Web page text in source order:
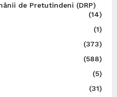
de Pretutindeni (DRP)
(14)
(1)
(373)
(588)
(5)
(31)